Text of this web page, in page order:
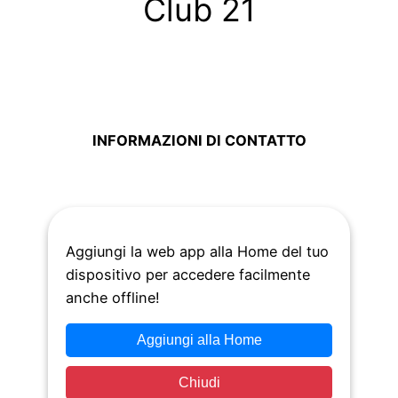
Club 21
INFORMAZIONI DI CONTATTO
+39 081 843 2526
Aggiungi la web app alla Home del tuo
dispositivo per accedere facilmente
anche offline!
Aggiungi alla Home
Chiudi